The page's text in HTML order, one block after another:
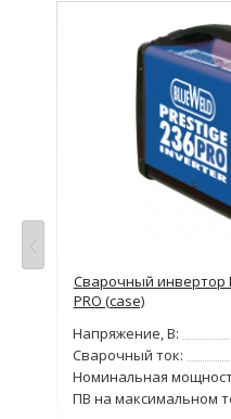
Сварочный инвертор
PRO (case)
Напряжение, В:
Сварочный ток:
Номинальная
ПВ на максимальном